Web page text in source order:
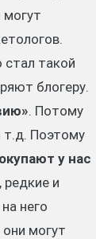
такой
блогеру.
. Потому
т.д. Поэтому
у нас
и
него
могут